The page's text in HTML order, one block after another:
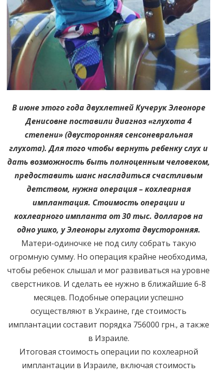
В июне этого года двухлетней Кучерук Элеоноре
Денисовне поставили диагноз «глухота 4
степени» (двусторонняя сенсоневральная
глухота). Для того чтобы вернуть ребенку слух и
дать возможность быть полноценным человеком,
предоставить шанс насладиться счастливым
детством, нужна операция – кохлеарная
имплантация. Стоимость операции и
кохлеарного импланта от 30 тыс. долларов на
одно ушко, у Элеоноры глухота двусторонняя.
Матери-одиночке не под силу собрать такую
огромную сумму. Но операция крайне необходима,
чтобы ребенок слышал и мог развиваться на уровне
сверстников. И сделать ее нужно в ближайшие 6-8
месяцев. Подобные операции успешно
осуществляют в Украине, где стоимость
имплантации составит порядка 756000 грн., а также
в Израиле.
Итоговая стоимость операции по кохлеарной
имплантации в Израиле, включая стоимость